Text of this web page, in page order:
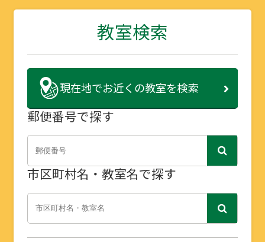
教室検索
現在地でお近くの教室を検索
郵便番号で探す
市区町村名・教室名で探す